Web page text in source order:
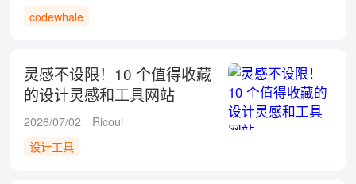
codewhale
灵感不设限！10 个值得收藏
的设计灵感和工具网站
2026/07/02
Ricoui
设计工具